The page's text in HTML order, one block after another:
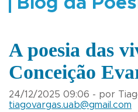
A poesia das
Conceição
24/12/2025 09:06 - por
tiagovargas.uab@gmail.com